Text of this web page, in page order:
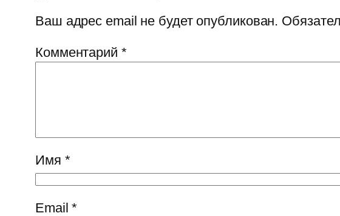
Ваш адрес email не будет опубликован.
Комментарий *
Имя *
Email*